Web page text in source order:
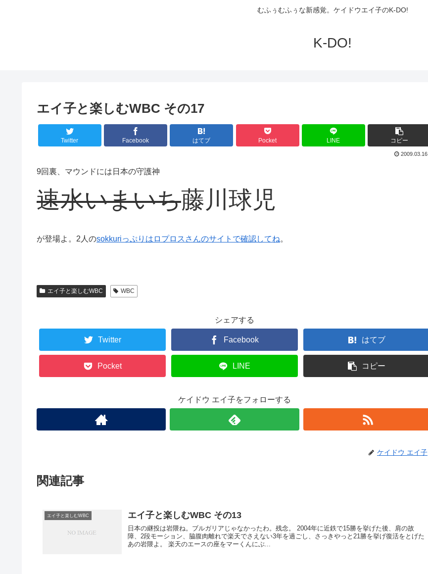
むふぅむふぅな新感覚。ケイドウエイ子のK-DO!
K-DO!
エイ子と楽しむWBC その17
Twitter Facebook はてブ Pocket LINE コピー
2009.03.16
9回裏、マウンドには日本の守護神
速水いまいち藤川球児
が登場よ。2人のsokkuriっぷりはロプロスさんのサイトで確認してね。
エイ子と楽しむWBC WBC
シェアする
Twitter Facebook はてブ
Pocket LINE コピー
ケイドウ エイ子をフォローする
ケイドウ エイ子
関連記事
エイ子と楽しむWBC エイ子と楽しむWBC その13
日本の継投は岩隈ね。ブルガリアじゃなかったわ。残念。 2004年に近鉄で15勝を挙げた後、肩の故
障、2段モーション、脇腹肉離れで楽天でさえない3年を過ごし、さっきやっと21勝を挙げ復活をとげた
あの岩隈よ。 楽天のエースの座をマーくんにぶ...